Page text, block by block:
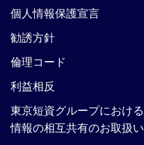
個人情報保護宣言
勧誘方針
倫理コード
利益相反
東京短資グループにおける
情報の相互共有のお取扱い